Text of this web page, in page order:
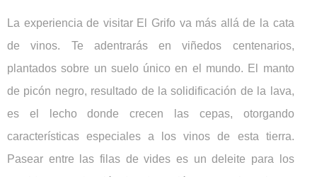
La experiencia de visitar El Grifo va más allá de la cata
de vinos. Te adentrarás en viñedos centenarios,
plantados sobre un suelo único en el mundo. El manto
de picón negro, resultado de la solidificación de la lava,
es el lecho donde crecen las cepas, otorgando
características especiales a los vinos de esta tierra.
Pasear entre las filas de vides es un deleite para los